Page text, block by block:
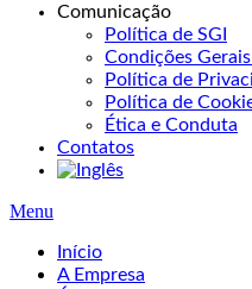
Comunicação
Política de SGI
Condições
Política de
Política de
Ética e Conduta
Contatos
Menu
Início
A Empresa